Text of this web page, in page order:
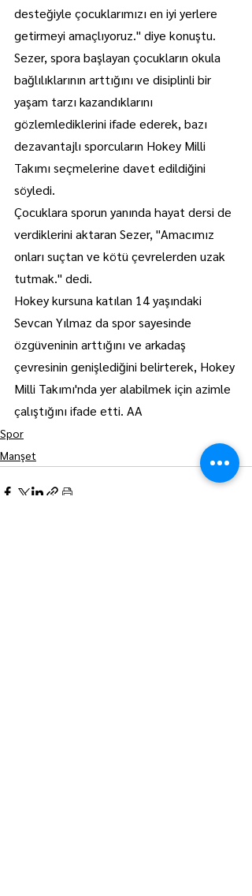
desteğiyle çocuklarımızı en iyi yerlere
getirmeyi amaçlıyoruz." diye konuştu.
Sezer, spora başlayan çocukların okula
bağlılıklarının arttığını ve disiplinli bir
yaşam tarzı kazandıklarını
gözlemlediklerini ifade ederek, bazı
dezavantajlı sporcuların Hokey Milli
Takımı seçmelerine davet edildiğini
söyledi.
Çocuklara sporun yanında hayat dersi de
verdiklerini aktaran Sezer, "Amacımız
onları suçtan ve kötü çevrelerden uzak
tutmak." dedi.
Hokey kursuna katılan 14 yaşındaki
Sevcan Yılmaz da spor sayesinde
özgüveninin arttığını ve arkadaş
çevresinin genişlediğini belirterek, Hokey
Milli Takımı'nda yer alabilmek için azimle
çalıştığını ifade etti. AA
Spor
Manşet